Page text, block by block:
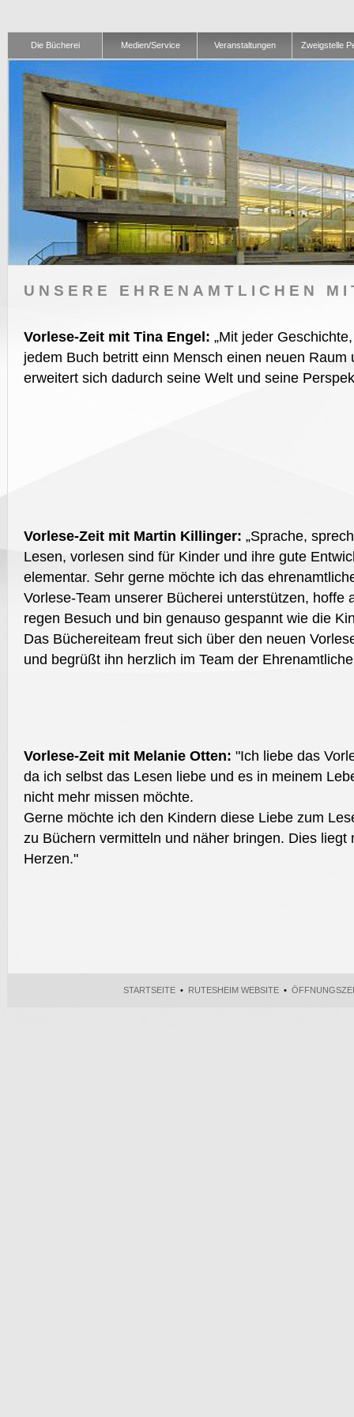
Die Bücherei Medien/Service Veranstaltungen Zweigstelle
UNSERE EHRENAMTLICHEN
Vorlese-Zeit mit Tina Engel: „Mit jeder
jedem Buch betritt einn Mensch einen neuen Raum
erweitert sich dadurch seine Welt und seine
Vorlese-Zeit mit Martin Killinger: „Sprache,
Lesen, vorlesen sind für Kinder und ihre gute
elementar. Sehr gerne möchte ich das
Vorlese-Team unserer Bücherei unterstützen, hoffe
regen Besuch und bin genauso gespannt wie die
Das Büchereiteam freut sich über den neuen
und begrüßt ihn herzlich im Team der
Vorlese-Zeit mit Melanie Otten: "Ich liebe das
da ich selbst das Lesen liebe und es in meinem
nicht mehr missen möchte.
Gerne möchte ich den Kindern diese Liebe zum
zu Büchern vermitteln und näher bringen. Dies liegt
Herzen."
STARTSEITE • RUTESHEIM WEBSITE •